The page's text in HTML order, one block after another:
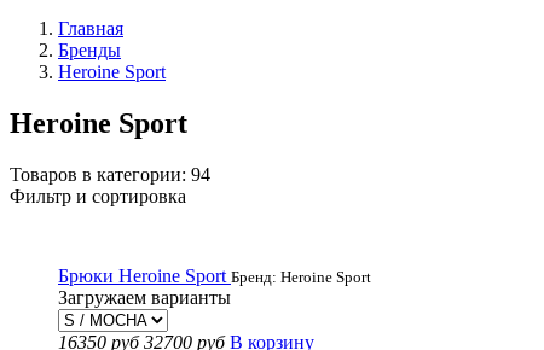
Главная
Бренды
Heroine Sport
Heroine Sport
Товаров в категории: 94
Фильтр и сортировка
Брюки Heroine Sport Бренд: Heroine Sport
Загружаем варианты
16350 руб 32700 руб В корзину